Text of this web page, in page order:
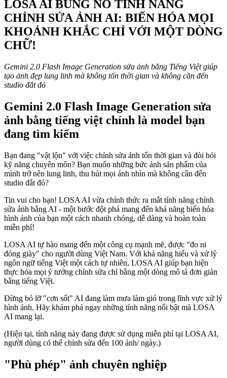
LOSA AI BÙNG NỔ TÍNH NĂNG
CHỈNH SỬA ẢNH AI: BIẾN HÓA MỌI
KHOẢNH KHẮC CHỈ VỚI MỘT DÒNG
CHỮ!
Gemini 2.0 Flash Image Generation sửa ảnh bằng Tiếng Việt giúp
tạo ảnh đẹp lung linh mà không tốn thời gian và không cần đến
studio đắt đỏ
Gemini 2.0 Flash Image Generation sửa
ảnh bằng tiếng việt chính là model bạn
đang tìm kiếm
Bạn đang "vật lộn" với việc chỉnh sửa ảnh tốn thời gian và đòi hỏi
kỹ năng chuyên môn? Bạn muốn những bức ảnh sản phẩm của
mình trở nên lung linh, thu hút mọi ánh nhìn mà không cần đến
studio đắt đỏ?
Tin vui cho bạn! LOSA AI vừa chính thức ra mắt tính năng chỉnh
sửa ảnh bằng AI - một bước đột phá mang đến khả năng biến hóa
hình ảnh của bạn một cách nhanh chóng, dễ dàng và hoàn toàn
miễn phí!
LOSA AI tự hào mang đến một công cụ mạnh mẽ, được "đo ni
đóng giày" cho người dùng Việt Nam. Với khả năng hiểu và xử lý
ngôn ngữ tiếng Việt một cách tự nhiên, LOSA AI giúp bạn hiện
thực hóa mọi ý tưởng chỉnh sửa chỉ bằng một dòng mô tả đơn giản
bằng tiếng Việt.
Đừng bỏ lỡ "cơn sốt" AI đang làm mưa làm gió trong lĩnh vực xử lý
hình ảnh. Hãy khám phá ngay những tính năng nổi bật mà LOSA
AI mang lại.
(Hiện tại, tính năng này đang được sử dụng miễn phí tại LOSA AI,
người dùng có thể chỉnh sửa đến 100 ảnh/ ngày.)
"Phù phép" ảnh chuyên nghiệp